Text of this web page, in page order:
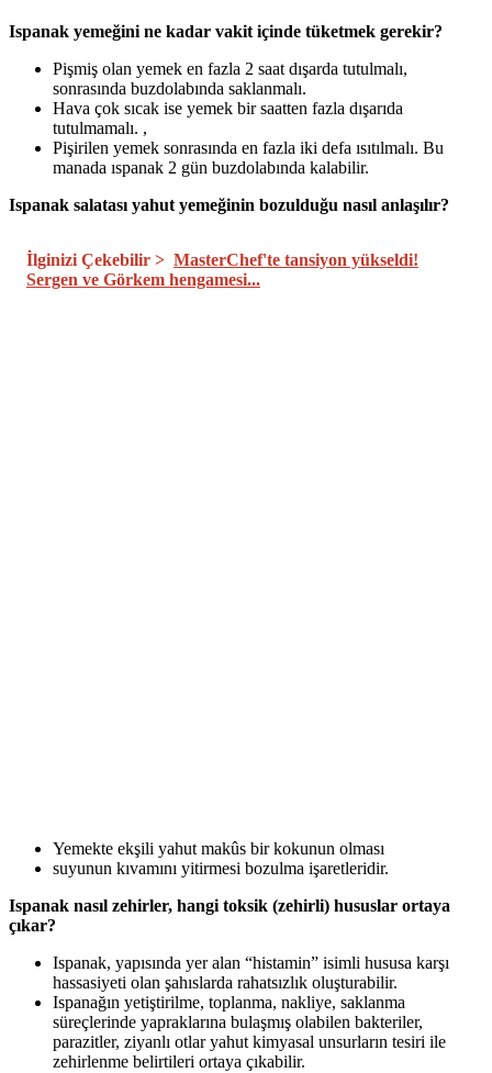
Ispanak yemeğini ne kadar vakit içinde tüketmek gerekir?
Pişmiş olan yemek en fazla 2 saat dışarda tutulmalı,
sonrasında buzdolabında saklanmalı.
Hava çok sıcak ise yemek bir saatten fazla dışarıda
tutulmamalı. ,
Pişirilen yemek sonrasında en fazla iki defa ısıtılmalı. Bu
manada ıspanak 2 gün buzdolabında kalabilir.
Ispanak salatası yahut yemeğinin bozulduğu nasıl anlaşılır?
İlginizi Çekebilir > MasterChef'te tansiyon yükseldi!
Sergen ve Görkem hengamesi...
Yemekte ekşili yahut makûs bir kokunun olması
suyunun kıvamını yitirmesi bozulma işaretleridir.
Ispanak nasıl zehirler, hangi toksik (zehirli) hususlar ortaya
çıkar?
Ispanak, yapısında yer alan “histamin” isimli hususa karşı
hassasiyeti olan şahıslarda rahatsızlık oluşturabilir.
Ispanağın yetiştirilme, toplanma, nakliye, saklanma
süreçlerinde yapraklarına bulaşmış olabilen bakteriler,
parazitler, ziyanlı otlar yahut kimyasal unsurların tesiri ile
zehirlenme belirtileri ortaya çıkabilir.